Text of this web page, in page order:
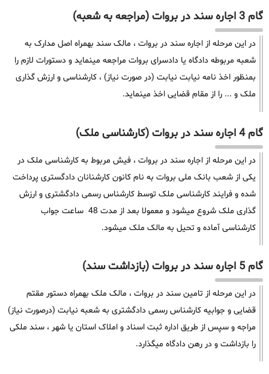
گام 3 اجاره سند در بروات (مراجعه به شعبه)
در این مرحله از اجاره سند در بروات ، مالک سند بهمراه اصل مدارک به
شعبه مربوطه دادگاه یا دادسرای بروات مراجعه مینماید و دستورات لازم را
بمنظور اخذ نامه نیابت نیابت (در صورت نیاز) ، کارشناسی و ارزش گذاری
ملک و ... را از مقام قضایی اخذ مینماید.
گام 4 اجاره سند در بروات (کارشناسی ملک)
در این مرحله از اجاره سند در بروات ، فیش مربوط به کارشناسی ملک در
یکی از شعب بانک ملی بروات به نام کانون کارشنانان دادگستری پرداخت
شده و فرایند کارشناسی ملک توسط کارشناس رسمی دادگشتری و ارزش
گذاری ملک شروع میشود و معمولا بعد از مدت 48 ساعت جواب
کارشناسی آماده و تحیل به مالک ملک میشود.
گام 5 اجاره سند در بروات (بازداشت سند)
در این مرحله از تامین سند در بروات ، مالک ملک بهمراه دستور مقتم
قضایی و جوابیه کارشناس رسمی دادگشتری به شعبه نیابت (درصورت نیاز)
مراجه و سپس از طریق اداره ثبت اسناد و املاک استان یا شهر ، سند ملکی
را بازداشت و در رهن دادگاه میگذارد.